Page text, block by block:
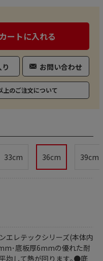
カートに入れる
お問い合わせ
上のご注文について
33cm 36cm 39cm
エレテックシリーズ(本体内
･底板厚6mmの優れた耐
均して熱が回ります｡●底